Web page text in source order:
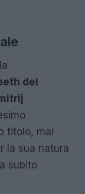
del
titolo, mai
la sua natura
subito